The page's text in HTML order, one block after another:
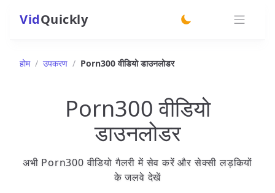
VidQuickly
होम / उपकरण / Porn300 वीडियो डाउनलोडर
Porn300 वीडियो
डाउनलोडर
अभी Porn300 वीडियो गैलरी में सेव करें और सेक्सी लड़कियों
के जलवे देखें